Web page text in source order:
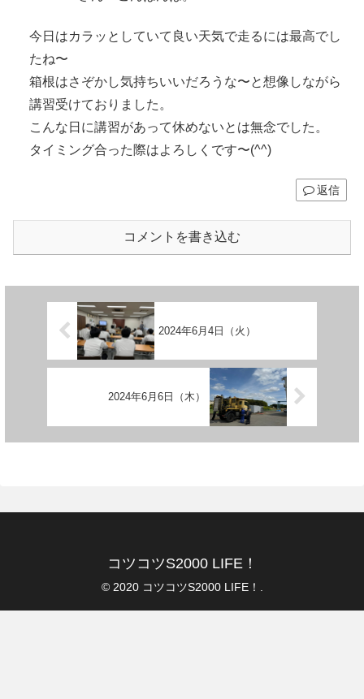
今日はカラッとしていて良い天気で走るには最高でし
たね〜
箱根はさぞかし気持ちいいだろうな〜と想像しながら
講習受けておりました。
こんな日に講習があって休めないとは無念でした。
タイミング合った際はよろしくです〜(^^)
返信
コメントを書き込む
2024年6月4日（火）
2024年6月6日（木）
コツコツS2000 LIFE！
© 2020 コツコツS2000 LIFE！.